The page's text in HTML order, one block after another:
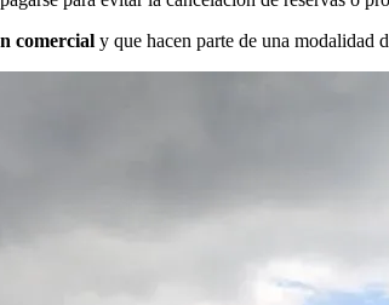
comercial y que hacen parte de una modalidad